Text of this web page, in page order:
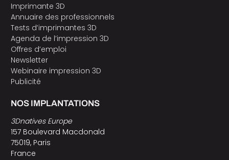
Imprimante 3D
Annuaire des professionnels
Tests d’imprimantes 3D
Agenda de l’impression 3D
Offres d’emploi
Newsletter
Webinaire impression 3D
Publicité
NOS IMPLANTATIONS
3Dnatives Europe
157 Boulevard Macdonald
75019, Paris
France